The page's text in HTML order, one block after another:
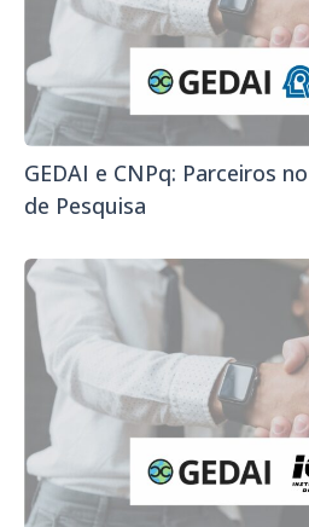
GEDAI e CNPq: Parceiros
de Pesquisa